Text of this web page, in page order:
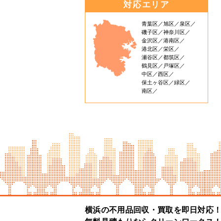
対応エリア
青葉区 旭区
泉区
磯子区
神奈川区
金沢区
港南区
港北区
栄区
瀬谷区
都筑区
鶴見区
戸塚区
中区
西区
保土ヶ谷区
緑区
南区
横浜の不用品回収・買取を即日対応